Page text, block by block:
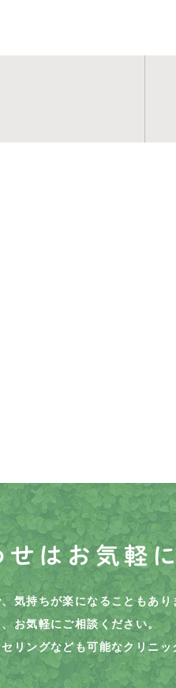
せはお気軽
気持ちが楽になることもあり
お気軽にご相談ください。
リングなども可能なクリニッ